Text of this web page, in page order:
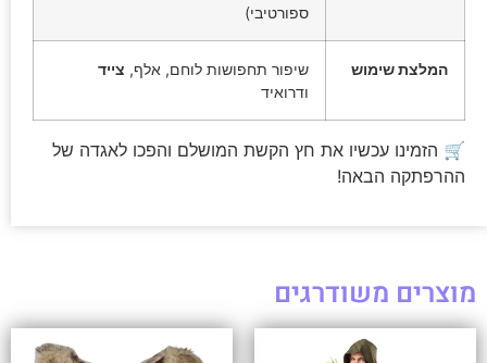
ספורטיבי)
המלצת שימוש שיפור תחפושות לוחם, אלף, צייד
ודרואיד
🛒 הזמינו עכשיו את חץ הקשת המושלם והפכו לאגדה של
ההרפתקה הבאה!
מוצרים משודרגים